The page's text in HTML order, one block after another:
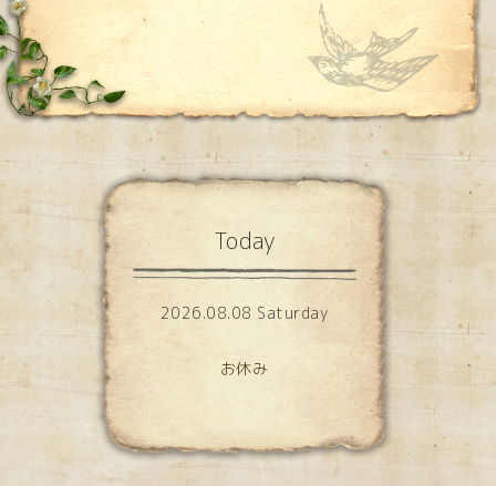
Today
2026.08.08 Saturday
お休み